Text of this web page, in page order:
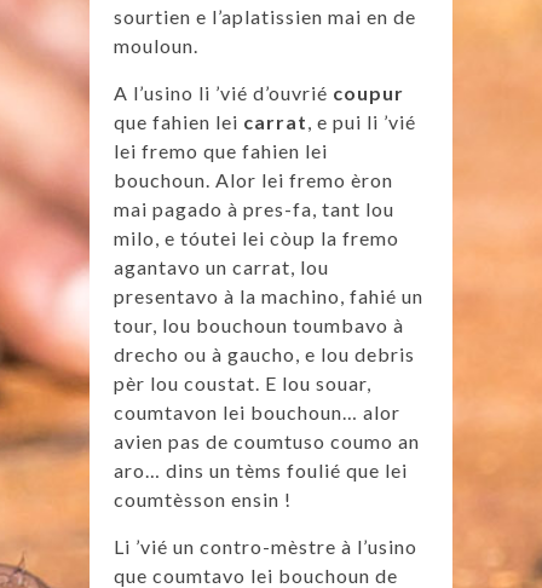
sourtien e l’aplatissien mai en de
mouloun.
A l’usino li ’vié d’ouvrié coupur
que fahien lei carrat , e pui li ’vié
lei fremo que fahien lei
bouchoun. Alor lei fremo èron
mai pagado à pres-fa, tant lou
milo, e tóutei lei còup la fremo
agantavo un carrat, lou
presentavo à la machino, fahié un
tour, lou bouchoun toumbavo à
drecho ou à gaucho, e lou debris
pèr lou coustat. E lou souar,
coumtavon lei bouchoun… alor
avien pas de coumtuso coumo an
aro… dins un tèms foulié que lei
coumtèsson ensin !
Li ’vié un contro-mèstre à l’usino
que coumtavo lei bouchoun de